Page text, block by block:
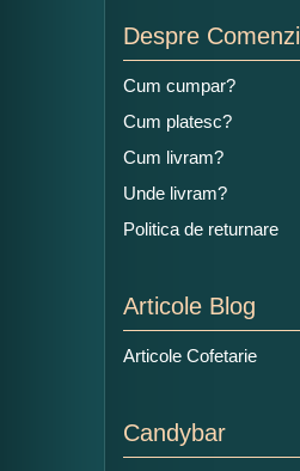
Despre Comenzi
Cum cumpar?
Cum platesc?
Cum livram?
Unde livram?
Politica de returnare
Articole Blog
Articole Cofetarie
Candybar